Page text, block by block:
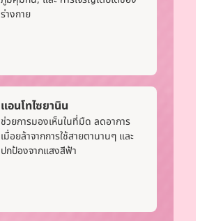
ร่างกาย
แอนโทไซยานิน
ช่วยการมองเห็นในที่มืด ลดอาการ
เมื่อยล้าจากการใช้สายตานานๆ และ
ปกป้องจากแสงสีฟ้า